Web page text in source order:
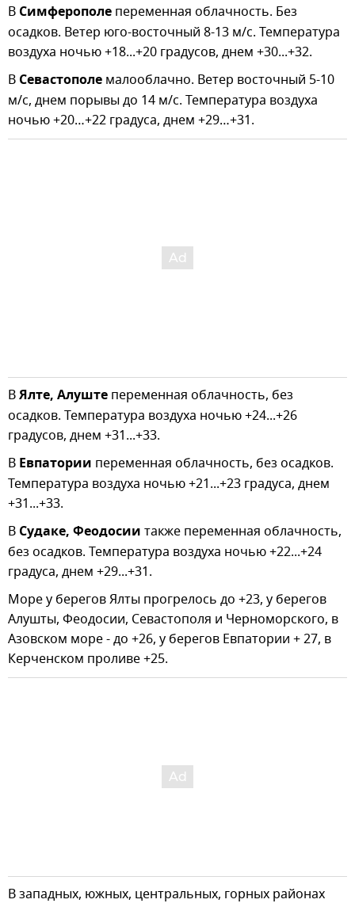
В Симферополе переменная облачность. Без
осадков. Ветер юго-восточный 8-13 м/с. Температура
воздуха ночью +18...+20 градусов, днем +30...+32.
В Севастополе малооблачно. Ветер восточный 5-10
м/с, днем порывы до 14 м/с. Температура воздуха
ночью +20…+22 градуса, днем +29…+31.
ВЯлте, Алуште переменная облачность, без
осадков. Температура воздуха ночью +24...+26
градусов, днем +31...+33.
В Евпатории переменная облачность, без осадков.
Температура воздуха ночью +21...+23 градуса, днем
+31...+33.
В Судаке, Феодосии также переменная облачность,
без осадков. Температура воздуха ночью +22...+24
градуса, днем +29...+31.
Море у берегов Ялты прогрелось до +23, у берегов
Алушты, Феодосии, Севастополя и Черноморского, в
Азовском море - до +26, у берегов Евпатории + 27, в
Керченском проливе +25.
В западных, южных, центральных, горных районах